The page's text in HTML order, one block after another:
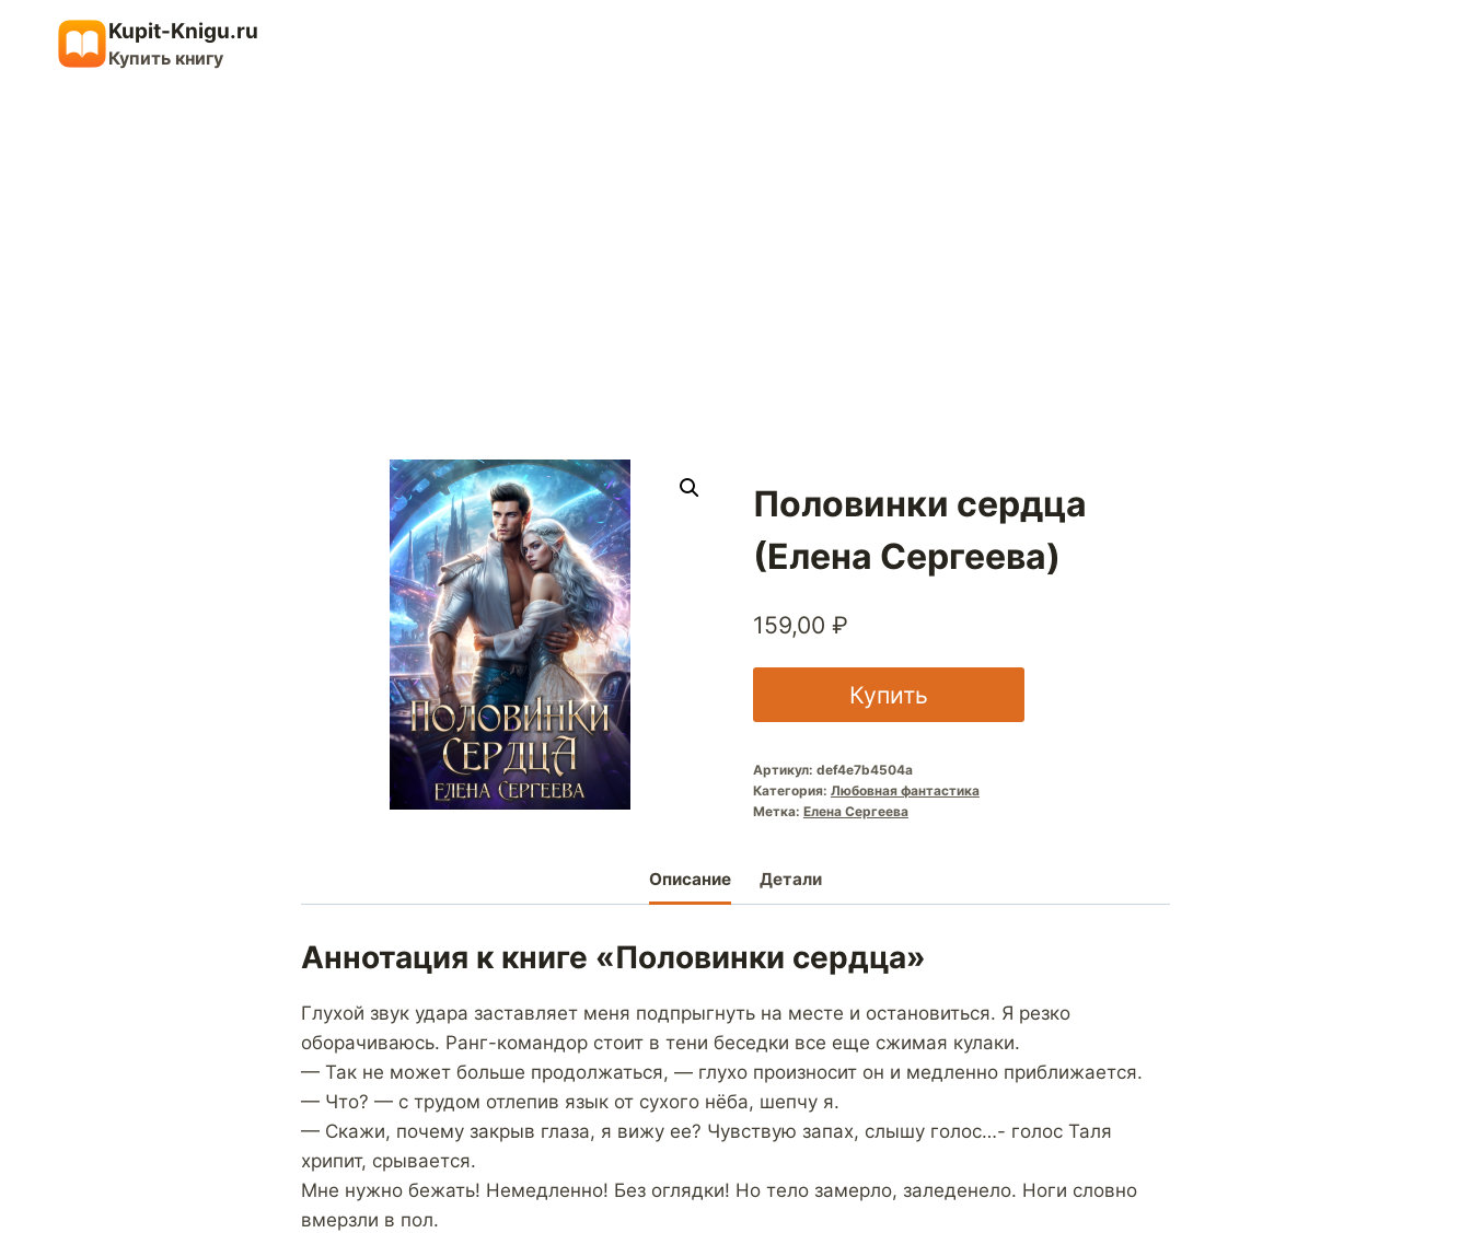
содержимому
Kupit-Knigu.ru
Купить книгу
Половинки сердца
(Елена Сергеева)
159,00 ₽
Купить
Артикул: def4e7b4504a
Категория: Любовная фантастика
Метка: Елена Сергеева
Описание Детали
Аннотация к книге «Половинки сердца»
Глухой звук удара заставляет меня подпрыгнуть на месте и остановиться. Я резко
оборачиваюсь. Ранг-командор стоит в тени беседки все еще сжимая кулаки.
— Так не может больше продолжаться, — глухо произносит он и медленно приближается.
— Что? — с трудом отлепив язык от сухого нёба, шепчу я.
— Скажи, почему закрыв глаза, я вижу ее? Чувствую запах, слышу голос…- голос Таля
хрипит, срывается.
Мне нужно бежать! Немедленно! Без оглядки! Но тело замерло, заледенело. Ноги словно
вмерзли в пол.